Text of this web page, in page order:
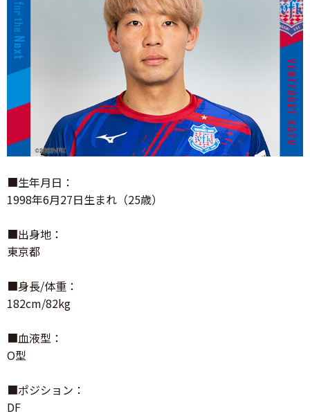
■生年月日：
1998年6月27日生まれ（25歳）
■出身地：
東京都
■身長/体重：
182cm/82kg
■血液型：
O型
■ポジション：
DF